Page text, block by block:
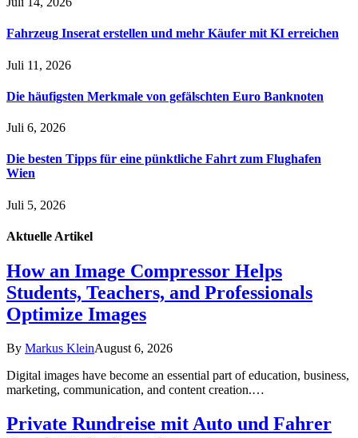
Fahrzeug Inserat erstellen und mehr Käufer mit KI erreichen
Juli 11, 2026
Die häufigsten Merkmale von gefälschten Euro Banknoten
Juli 6, 2026
Die besten Tipps für eine pünktliche Fahrt zum Flughafen
Wien
Juli 5, 2026
Aktuelle Artikel
How an Image Compressor Helps
Students, Teachers, and Professionals
Optimize Images
By Markus KleinAugust 6, 2026
Digital images have become an essential part of education, business,
marketing, communication, and content creation.…
Private Rundreise mit Auto und Fahrer